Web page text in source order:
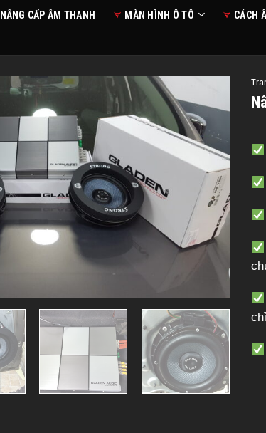
NÂNG CẤP ÂM THANH MÀN HÌNH Ô TÔ CÁCH